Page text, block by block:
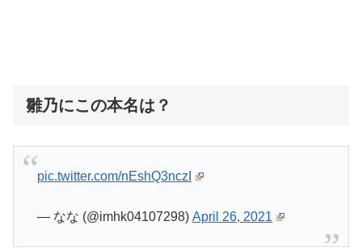
雛乃にこの本名は？
pic.twitter.com/nEshQ3nczI
— なな (@imhk04107298) April 26, 2021